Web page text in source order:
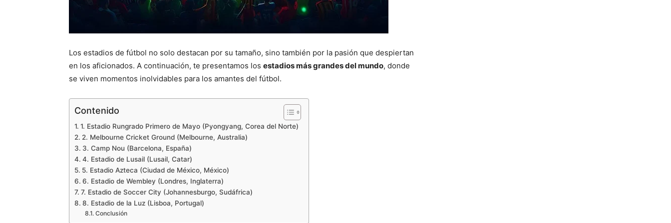
Los estadios de fútbol no solo destacan por su tamaño, sino también por la pasión que despiertan
en los aficionados. A continuación, te presentamos los estadios más grandes del mundo, donde
se viven momentos inolvidables para los amantes del fútbol.
Contenido
1. Estadio Rungrado Primero de Mayo (Pyongyang, Corea del Norte)
2. Melbourne Cricket Ground (Melbourne, Australia)
3. Camp Nou (Barcelona, España)
4. Estadio de Lusail (Lusail, Catar)
5. Estadio Azteca (Ciudad de México, México)
6. Estadio de Wembley (Londres, Inglaterra)
7. Estadio de Soccer City (Johannesburgo, Sudáfrica)
8. Estadio de la Luz (Lisboa, Portugal)
Conclusión